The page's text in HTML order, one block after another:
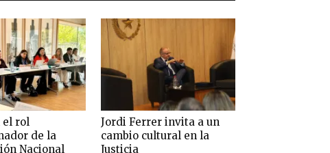
el rol
de la
Nacional
Jordi Ferrer invita a un
cambio cultural en la
Justicia